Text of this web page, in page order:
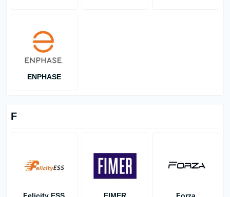
ENPHASE
F
Felicity ESS FIMER Forza